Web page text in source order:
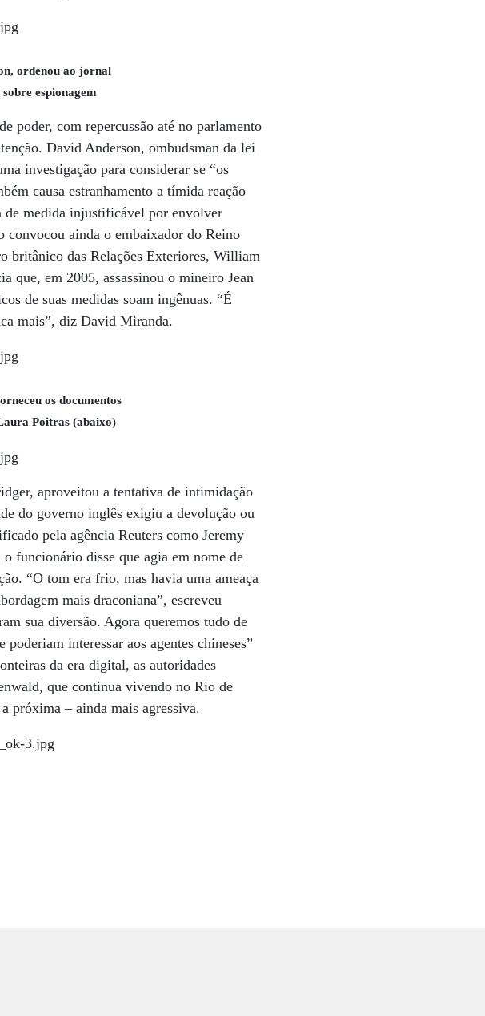
ordenou ao jornal
espionagem
poder, com repercussão até no parlamento
David Anderson, ombudsman da lei
investigação para considerar se “os
causa estranhamento a tímida reação
de medida injustificável por envolver
convocou ainda o embaixador do Reino
britânico das Relações Exteriores, William
que, em 2005, assassinou o mineiro Jean
de suas medidas soam ingênuas. “É
mais”, diz David Miranda.
os documentos
Poitras (abaixo)
aproveitou a tentativa de intimidação
do governo inglês exigiu a devolução ou
pela agência Reuters como Jeremy
funcionário disse que agia em nome de
“O tom era frio, mas havia uma ameaça
mais draconiana”, escreveu
sua diversão. Agora queremos tudo de
interessar aos agentes chineses”
da era digital, as autoridades
que continua vivendo no Rio de
próxima – ainda mais agressiva.